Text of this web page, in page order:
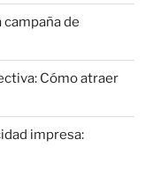
campaña de
Cómo atraer
impresa: